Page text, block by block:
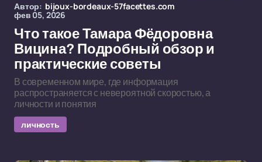
Автор: bijoux-bordeaux-57facettes.com
фев 05, 2026
Что такое Тамара Фёдоровна
Вицина? Подробный обзор и
практические советы
В современном мире, где информация
распространяется с невероятной скоростью, а
личности и понятия
личность